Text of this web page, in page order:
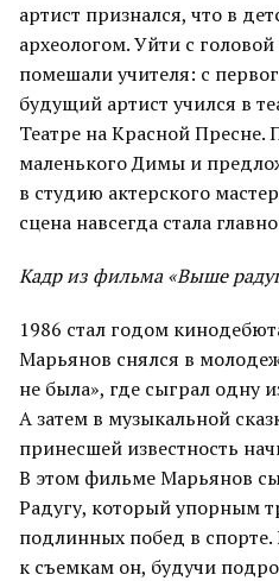
артист признался, что в
археологом. Уйти с
помешали учителя: с
будущий артист учился в
Театре на Красной Пресне.
маленького Димы и
в студию актерского
сцена навсегда стала
Кадр из фильма «Выше
1986 стал годом
Марьянов снялся в
не была», где сыграл одну
А затем в музыкальной
принесшей известность
В этом фильме Марьянов
Радугу, который упорным
подлинных побед в спорте.
к съемкам он, будучи